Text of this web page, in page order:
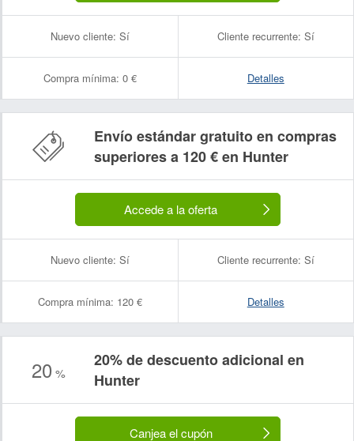
Nuevo cliente: Sí Cliente recurrente: Sí
Compra mínima: 0 € Detalles
Envío estándar gratuito en compras
superiores a 120 € en Hunter
Accede a la oferta
Nuevo cliente: Sí Cliente recurrente: Sí
Compra mínima: 120 € Detalles
20 %
20% de descuento adicional en
Hunter
Canjea el cupón